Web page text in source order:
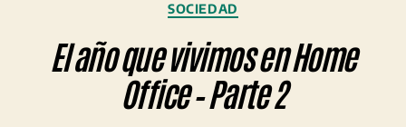
SOCIEDAD
El año que vivimos en Home
Office – Parte 2